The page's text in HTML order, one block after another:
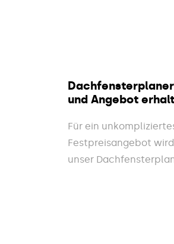
und Angebot
Für ein
Festpreisangebot
unser